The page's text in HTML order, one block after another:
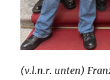
(v.l.n.r. unten)